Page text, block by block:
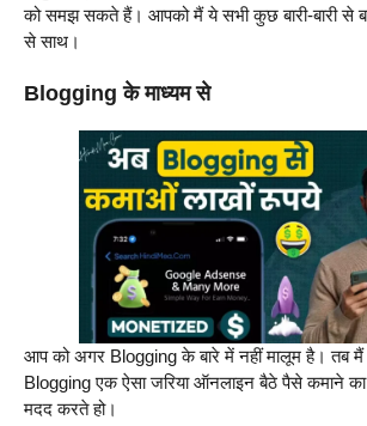
को समझ सकते हैं। आपको मैं ये सभी कुछ बारी-बारी से
से साथ।
Blogging के माध्यम से
आप को अगर Blogging के बारे में नहीं मालूम है। तब मैं
Blogging एक ऐसा जरिया ऑनलाइन बैठे पैसे कमाने
मदद करते हो।